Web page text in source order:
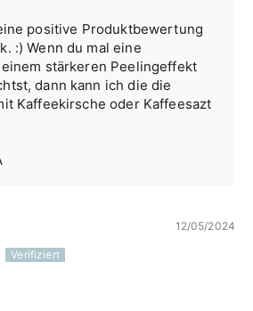
positive Produktbewertung
:) Wenn du mal eine
stärkeren Peelingeffekt
dann kann ich die die
Kaffeekirsche oder Kaffeesazt
12/05/2024